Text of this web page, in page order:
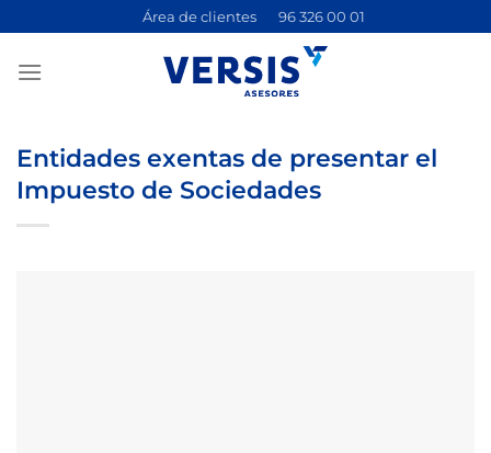
contenido
Área de clientes 96 326 00 01
Entidades exentas de presentar el
Impuesto de Sociedades